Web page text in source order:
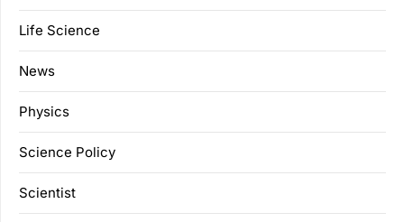
Life Science
News
Physics
Science Policy
Scientist